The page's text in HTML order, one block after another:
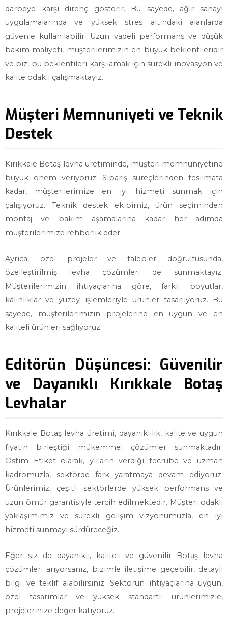
darbeye karşı direnç gösterir. Bu sayede, ağır sanayi
uygulamalarında ve yüksek stres altındaki alanlarda
güvenle kullanılabilir. Uzun vadeli performans ve düşük
bakım maliyeti, müşterilerimizin en büyük beklentileridir
ve biz, bu beklentileri karşılamak için sürekli inovasyon ve
kalite odaklı çalışmaktayız.
Müşteri Memnuniyeti ve Teknik
Destek
Kırıkkale Botaş levha üretiminde, müşteri memnuniyetine
büyük önem veriyoruz. Sipariş süreçlerinden teslimata
kadar, müşterilerimize en iyi hizmeti sunmak için
çalışıyoruz. Teknik destek ekibimiz, ürün seçiminden
montaj ve bakım aşamalarına kadar her adımda
müşterilerimize rehberlik eder.
Ayrıca, özel projeler ve talepler doğrultusunda,
özelleştirilmiş levha çözümleri de sunmaktayız.
Müşterilerimizin ihtiyaçlarına göre, farklı boyutlar,
kalınlıklar ve yüzey işlemleriyle ürünler tasarlıyoruz. Bu
sayede, müşterilerimizin projelerine en uygun ve en
kaliteli ürünleri sağlıyoruz.
Editörün Düşüncesi: Güvenilir
ve Dayanıklı Kırıkkale Botaş
Levhalar
Kırıkkale Botaş levha üretimi, dayanıklılık, kalite ve uygun
fiyatın birleştiği mükemmel çözümler sunmaktadır.
Ostim Etiket olarak, yılların verdiği tecrübe ve uzman
kadromuzla, sektörde fark yaratmaya devam ediyoruz.
Ürünlerimiz, çeşitli sektörlerde yüksek performans ve
uzun ömür garantisiyle tercih edilmektedir. Müşteri odaklı
yaklaşımımız ve sürekli gelişim vizyonumuzla, en iyi
hizmeti sunmayı sürdüreceğiz.
Eğer siz de dayanıklı, kaliteli ve güvenilir Botaş levha
çözümleri arıyorsanız, bizimle iletişime geçebilir, detaylı
bilgi ve teklif alabilirsiniz. Sektörün ihtiyaçlarına uygun,
özel tasarımlar ve yüksek standartlı ürünlerimizle,
projelerinize değer katıyoruz.